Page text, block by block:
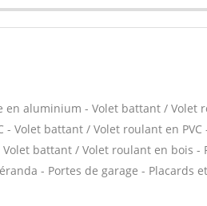
en aluminium - Volet battant / Volet
Volet battant / Volet roulant en PVC
battant / Volet roulant en bois -
- Portes de garage - Placards